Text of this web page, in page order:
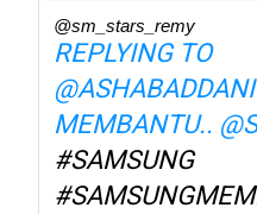
@sm_stars_remy
REPLYING TO
MEMBANTU..
#SAMSUNG